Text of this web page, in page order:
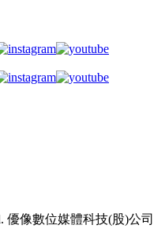
優像數位媒體科技(股)公司